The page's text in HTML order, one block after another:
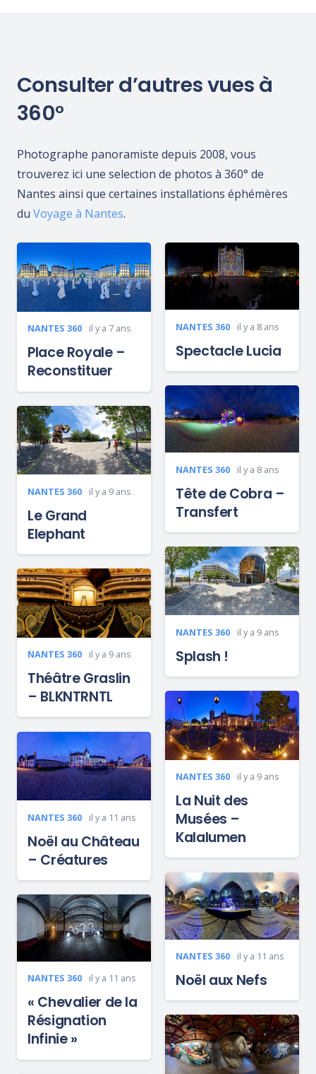
Consulter d’autres vues à
360°
Photographe panoramiste depuis 2008, vous
trouverez ici une selection de photos à 360° de
Nantes ainsi que certaines installations éphémères
du Voyage à Nantes.
NANTES 360 il y a 7 ans
Place Royale –
Reconstituer
NANTES 360 il y a 8 ans
Spectacle Lucia
NANTES 360 il y a 8 ans
Tête de Cobra –
Transfert
NANTES 360 il y a 9 ans
Le Grand
Elephant
NANTES 360 il y a 9 ans
Splash !
NANTES 360 il y a 9 ans
Théâtre Graslin
– BLKNTRNTL
NANTES 360 il y a 9 ans
La Nuit des
Musées –
Kalalumen
NANTES 360 il y a 11 ans
Noël au Château
– Créatures
NANTES 360 il y a 11 ans
Noël aux Nefs
NANTES 360 il y a 11 ans
« Chevalier de la
Résignation
Infinie »